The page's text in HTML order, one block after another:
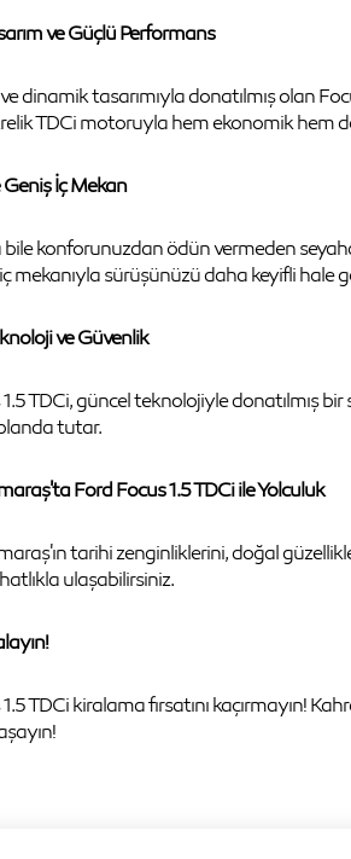
ve Güçlü Performans
dinamik tasarımıyla donatılmış olan
TDCi motoruyla hem ekonomik hem
İç Mekan
konforunuzdan ödün vermeden
mekanıyla sürüşünüzü daha keyifli hale
ve Güvenlik
TDCi, güncel teknolojiyle donatılmış
tutar.
Ford Focus 1.5 TDCi ile Yolculuk
tarihi zenginliklerini, doğal
ulaşabilirsiniz.
TDCi kiralama fırsatını kaçırmayın!